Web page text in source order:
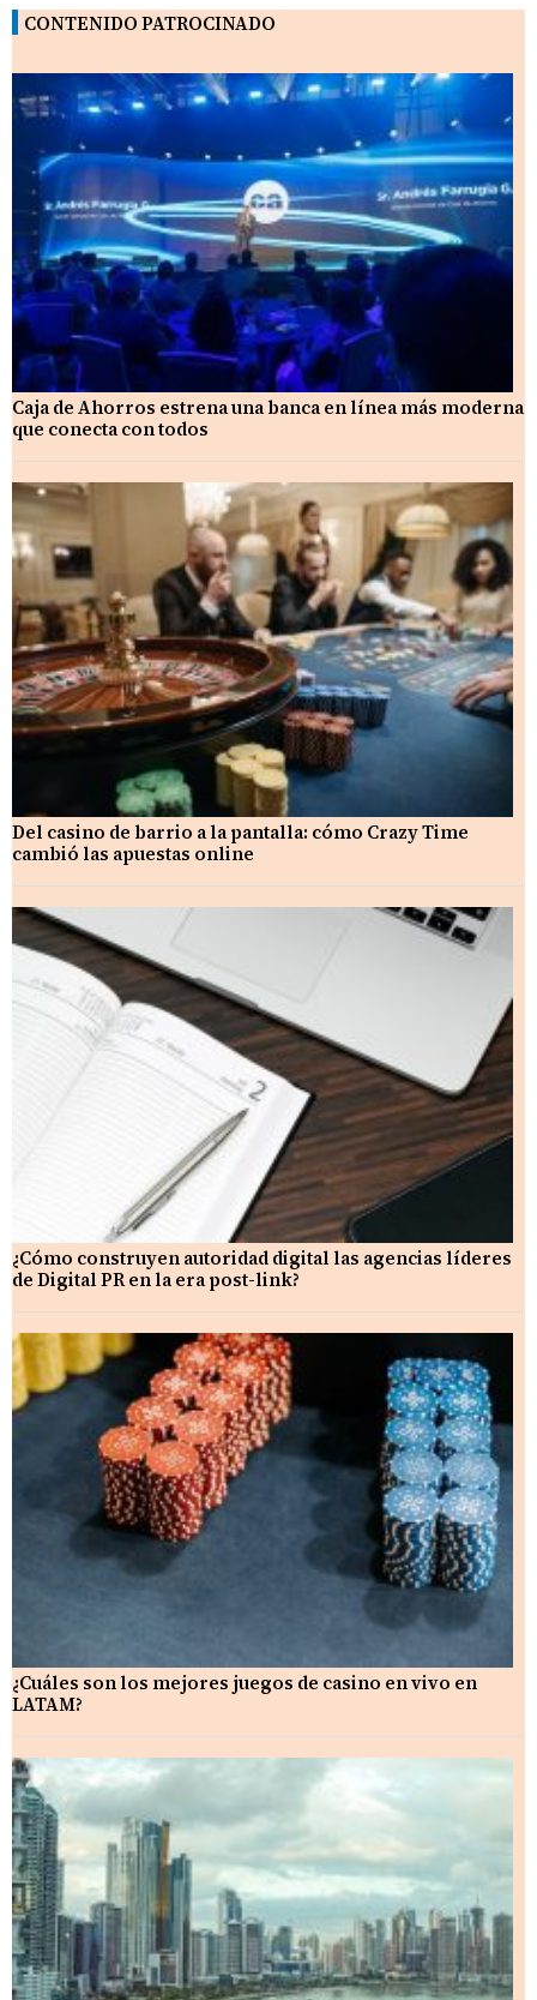
CONTENIDO PATROCINADO
Caja de Ahorros estrena una banca en línea más moderna
que conecta con todos
Del casino de barrio a la pantalla: cómo Crazy Time
cambió las apuestas online
¿Cómo construyen autoridad digital las agencias líderes
de Digital PR en la era post-link?
¿Cuáles son los mejores juegos de casino en vivo en
LATAM?